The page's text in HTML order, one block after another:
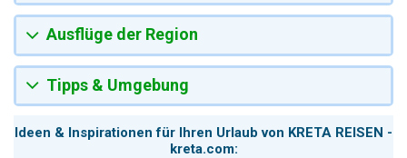
Ausflüge der Region
Tipps & Umgebung
Ideen & Inspirationen für Ihren Urlaub von KRETA REISEN -
kreta.com: